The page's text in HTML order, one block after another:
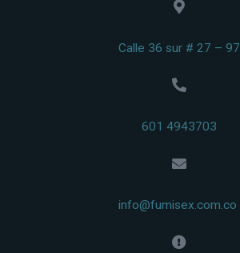
Calle 36 sur # 27 – 97
601 4943703
info@fumisex.com.co